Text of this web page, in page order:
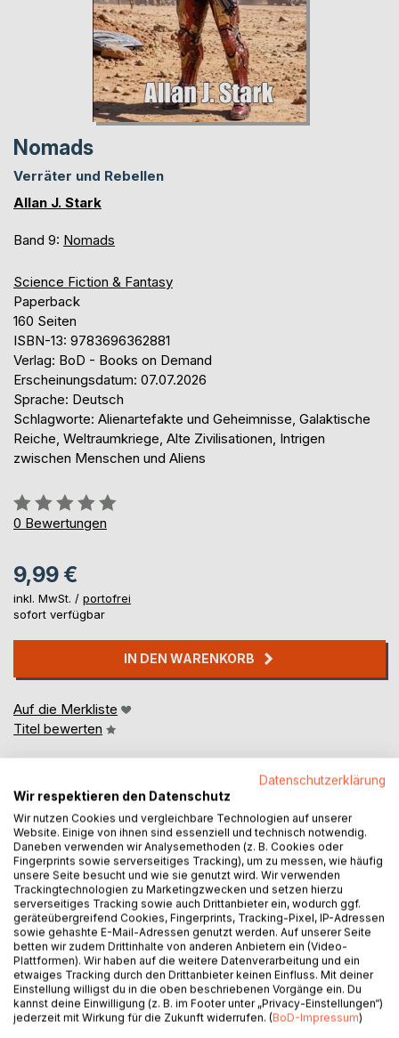
Nomads
Verräter und Rebellen
Allan J. Stark
Band 9: Nomads
Science Fiction & Fantasy
Paperback
160 Seiten
ISBN-13: 9783696362881
Verlag: BoD - Books on Demand
Erscheinungsdatum: 07.07.2026
Sprache: Deutsch
Schlagworte: Alienartefakte und Geheimnisse, Galaktische
Reiche, Weltraumkriege, Alte Zivilisationen, Intrigen
zwischen Menschen und Aliens
Bewertung::
0%
0 Bewertungen
9,99 €
inkl. MwSt. / portofrei
sofort verfügbar
IN DEN WARENKORB
Auf die Merkliste
Titel bewerten
BESCHREIBUNG
Der Sieg über die Keymon ist in greifbarer Nähe. Doch
anstatt in Triumphgeschrei zu verfallen, macht sich an Bord
der Durana Unruhe breit. Das Misstrauen gegenüber den
Akkato wächst und Gruppen bilden sich, die zum Ziel
haben, das Kommando über das riesige Schiff zu
übernehmen. Dominic Porter hat diese Entwicklungen lange
ignoriert und nun scheinen sie ihn zu überrollen...
Datenschutzerklärung
Wir respektieren den Datenschutz
Wir nutzen Cookies und vergleichbare Technologien auf unserer
Website. Einige von ihnen sind essenziell und technisch notwendig.
Daneben verwenden wir Analysemethoden (z. B. Cookies oder
Fingerprints sowie serverseitiges Tracking), um zu messen, wie häufig
unsere Seite besucht und wie sie genutzt wird. Wir verwenden
Trackingtechnologien zu Marketingzwecken und setzen hierzu
serverseitiges Tracking sowie auch Drittanbieter ein, wodurch ggf.
geräteübergreifend Cookies, Fingerprints, Tracking-Pixel, IP-Adressen
sowie gehashte E-Mail-Adressen genutzt werden. Auf unserer Seite
betten wir zudem Drittinhalte von anderen Anbietern ein (Video-
Plattformen). Wir haben auf die weitere Datenverarbeitung und ein
etwaiges Tracking durch den Drittanbieter keinen Einfluss. Mit deiner
Einstellung willigst du in die oben beschriebenen Vorgänge ein. Du
kannst deine Einwilligung (z. B. im Footer unter „Privacy-Einstellungen“)
jederzeit mit Wirkung für die Zukunft widerrufen. (BoD-Impressum)